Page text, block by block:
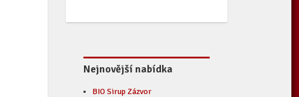
Nejnovější nabídka
BIO Sirup Zázvor